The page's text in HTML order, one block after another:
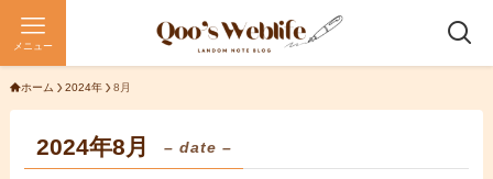
メニュー
ホーム 2024年 8月
2024年8月 – date –